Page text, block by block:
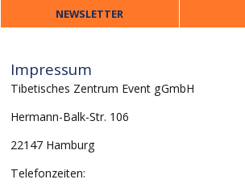
NEWSLETTER
Impressum
Tibetisches Zentrum Event gGmbH
Hermann-Balk-Str. 106
22147 Hamburg
Telefonzeiten: